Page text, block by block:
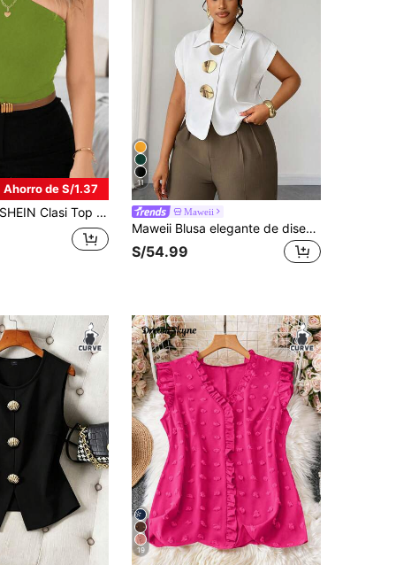
Ahorro de S/1.37
SHEIN Clasi Top asimétrico de cuello sencillo de unicolor para uso diario en tallas grandes de mujer
11
Maweii
Maweii Blusa elegante de diseño romántico minimalista estilo francés para ir al trabajo talla grande
S/54.99
19